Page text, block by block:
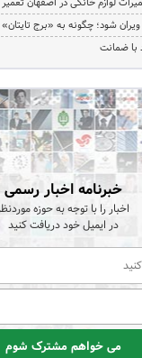
ویران شود؛ چگونه به «برج
با ضمانت
خبرنامه اخبار رسمی
اخبار را با توجه به حوزه
در ایمیل خود دریافت کنید
می خواهم مشترک شوم